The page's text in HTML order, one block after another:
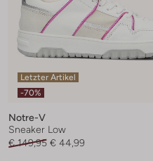
Letzter Artikel
-70%
Notre-V
Sneaker Low
€ 149,95 € 44,99